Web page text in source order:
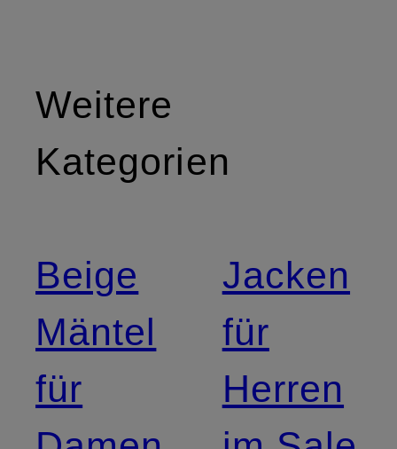
Weitere
Kategorien
Beige
Mäntel
für
Jacken
für
Herren